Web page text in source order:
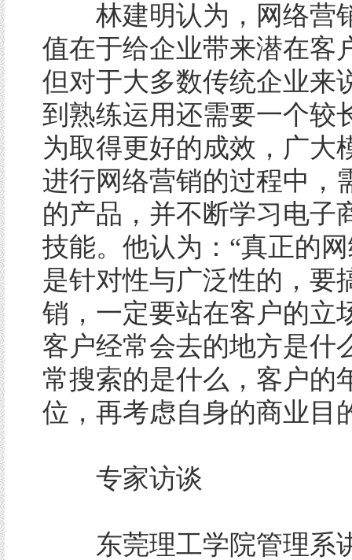
林建明认为，网络营
值在于给企业带来潜在客
但对于大多数传统企业来
到熟练运用还需要一个较
为取得更好的成效，广大
进行网络营销的过程中，
的产品，并不断学习电子
技能。他认为：“真正的
是针对性与广泛性的，要
销，一定要站在客户的立
客户经常会去的地方是什
常搜索的是什么，客户的
位，再考虑自身的商业目
专家访谈
东莞理工学院管理系